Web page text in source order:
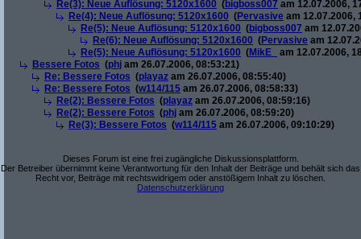
Re(3): Neue Auflösung: 5120x1600 (bigboss007 am 12.07.2006,
Re(4): Neue Auflösung: 5120x1600 (Pervasive am 12.07.2006,
Re(5): Neue Auflösung: 5120x1600 (bigboss007 am
Re(6): Neue Auflösung: 5120x1600 (Pervasive am
Re(5): Neue Auflösung: 5120x1600 (MikE_
am 12.07.2006,
Bessere Fotos (phj am 26.07.2006, 08:53:21)
Re: Bessere Fotos (playaz am 26.07.2006, 08:55:40)
Re: Bessere Fotos (w114/115 am 26.07.2006, 08:58:33)
Re(2): Bessere Fotos (playaz am 26.07.2006, 08:59:16)
Re(2): Bessere Fotos (phj am 26.07.2006, 08:59:20)
Re(3): Bessere Fotos (w114/115 am 26.07.2006, 09:10:29)
Dieses Forum ist eine frei zugängliche Diskussionsplattform.
Der Betreiber übernimmt keine Verantwortung für den Inhalt der Beiträge und behält sich das
Recht vor, Beiträge mit rechtswidrigem oder anstößigem Inhalt zu löschen.
Datenschutzerklärung